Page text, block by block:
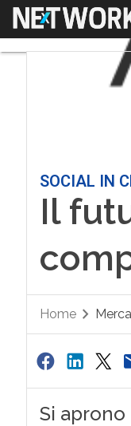
Menu
SOCIAL IN
Il
Home
Si aprono